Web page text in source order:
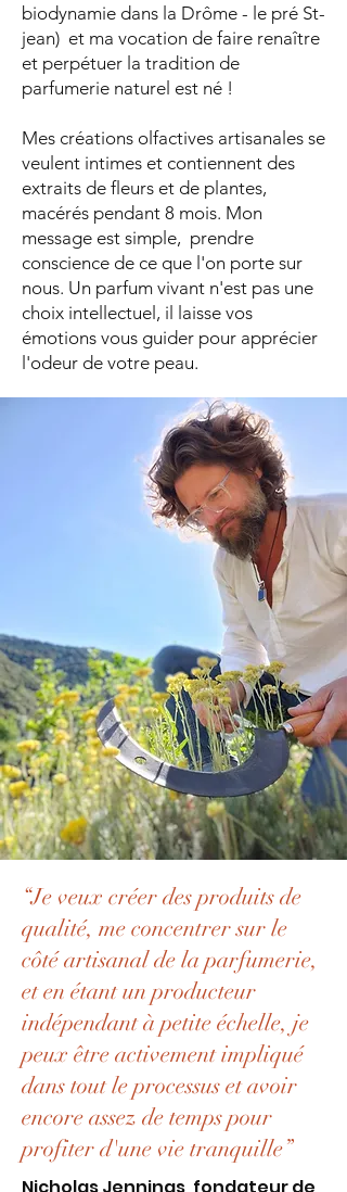
biodynamie dans la Drôme - le pré St-
jean) et ma vocation de faire renaître
et perpétuer la tradition de
parfumerie naturel est né !
Mes créations olfactives artisanales se
veulent intimes et contiennent des
extraits de fleurs et de plantes,
macérés pendant 8 mois. Mon
message est simple, prendre
conscience de ce que l'on porte sur
nous. Un parfum vivant n'est pas une
choix intellectuel, il laisse vos
émotions vous guider pour apprécier
l'odeur de votre peau.
“Je veux créer des produits de
qualité, me concentrer sur le
côté artisanal de la parfumerie,
et en étant un producteur
indépendant à petite échelle, je
peux être activement impliqué
dans tout le processus et avoir
encore assez de temps pour
profiter d'une vie tranquille”